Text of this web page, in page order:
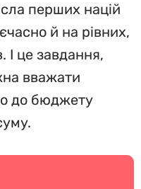
перших націй
й на рівних,
І це завдання,
вважати
до бюджету